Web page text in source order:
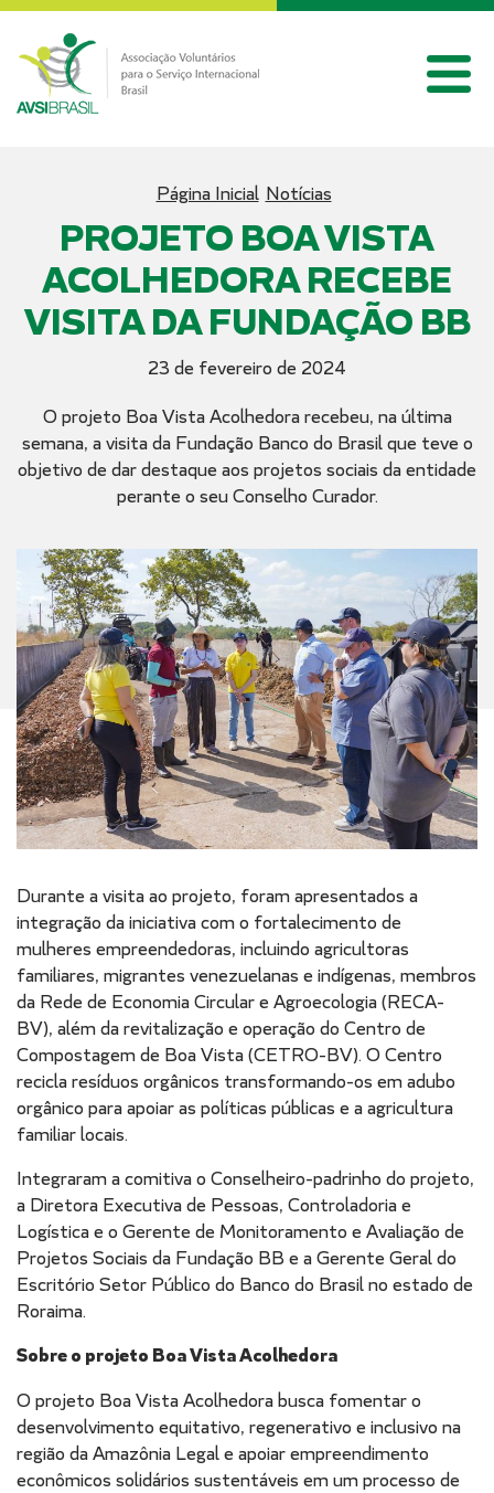
Página Inicial Notícias
PROJETO BOA VISTA
ACOLHEDORA RECEBE
VISITA DA FUNDAÇÃO BB
23 de fevereiro de 2024
O projeto Boa Vista Acolhedora recebeu, na última
semana, a visita da Fundação Banco do Brasil que teve o
objetivo de dar destaque aos projetos sociais da entidade
perante o seu Conselho Curador.
Durante a visita ao projeto, foram apresentados a
integração da iniciativa com o fortalecimento de
mulheres empreendedoras, incluindo agricultoras
familiares, migrantes venezuelanas e indígenas, membros
da Rede de Economia Circular e Agroecologia (RECA-
BV), além da revitalização e operação do Centro de
Compostagem de Boa Vista (CETRO-BV). O Centro
recicla resíduos orgânicos transformando-os em adubo
orgânico para apoiar as políticas públicas e a agricultura
familiar locais.
Integraram a comitiva o Conselheiro-padrinho do projeto,
a Diretora Executiva de Pessoas, Controladoria e
Logística e o Gerente de Monitoramento e Avaliação de
Projetos Sociais da Fundação BB e a Gerente Geral do
Escritório Setor Público do Banco do Brasil no estado de
Roraima.
Sobre o projeto Boa Vista Acolhedora
O projeto Boa Vista Acolhedora busca fomentar o
desenvolvimento equitativo, regenerativo e inclusivo na
região da Amazônia Legal e apoiar empreendimento
econômicos solidários sustentáveis em um processo de